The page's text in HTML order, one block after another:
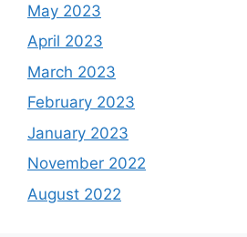
May 2023
April 2023
March 2023
February 2023
January 2023
November 2022
August 2022